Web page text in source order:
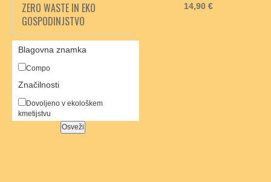
ZERO WASTE IN EKO
GOSPODINJSTVO
Blagovna znamka
Compo
Značilnosti
Dovoljeno v ekološkem
kmetijstvu
14,90 €